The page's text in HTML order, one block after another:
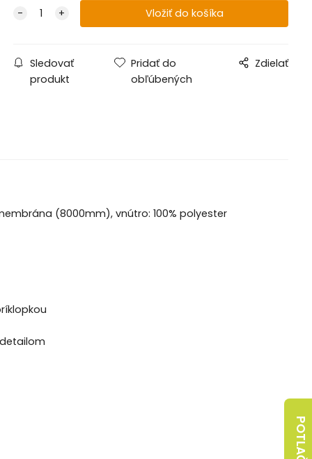
Sledovať
produkt
Pridať do
obľúbených
Zdielať
(8000mm), vnútro: 100% polyester
POTLAČ